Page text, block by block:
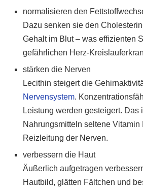
normalisieren den
Dazu senken sie den
Gehalt im Blut – was effizienten
gefährlichen Herz-
stärken die Nerven
Lecithin steigert die
Nervensystem.
Leistung werden gesteigert. Das
Nahrungsmitteln seltene Vitamin
Reizleitung der Nerven.
verbessern die Haut
Äußerlich aufgetragen
Hautbild, glätten Fältchen und